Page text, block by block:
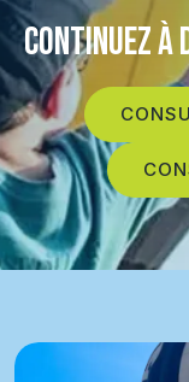
CONTINUEZ À